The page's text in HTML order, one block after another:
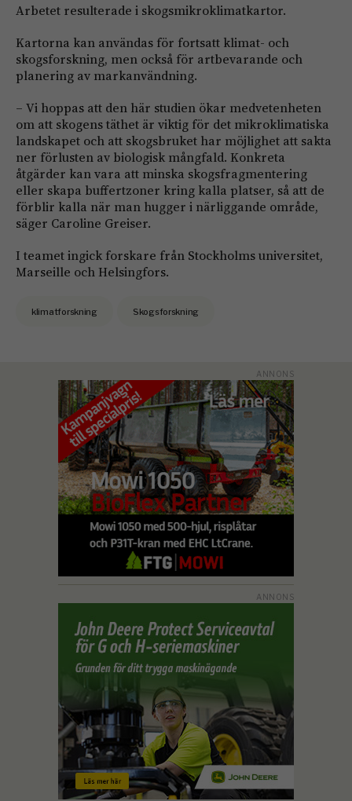
Arbetet resulterade i skogsmikroklimatkartor.
Kartorna kan användas för fortsatt klimat- och
skogsforskning, men också för artbevarande och
planering av markanvändning.
– Vi hoppas att den här studien ökar medvetenheten
om att skogens täthet är viktig för det mikroklimatiska
landskapet och att skogsbruket har möjlighet att sakta
ner förlusten av biologisk mångfald. Konkreta
åtgärder kan vara att minska skogsfragmentering
eller skapa buffertzoner kring kalla platser, så att de
förblir kalla när man hugger i närliggande område,
säger Caroline Greiser.
I teamet ingick forskare från Stockholms universitet,
Marseille och Helsingfors.
klimatforskning Skogsforskning